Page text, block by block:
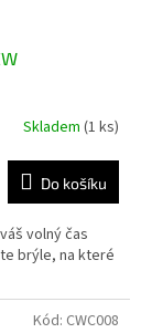
Skladem (1 ks)
Do košíku
volný čas
brýle, na které
Kód: CWC008